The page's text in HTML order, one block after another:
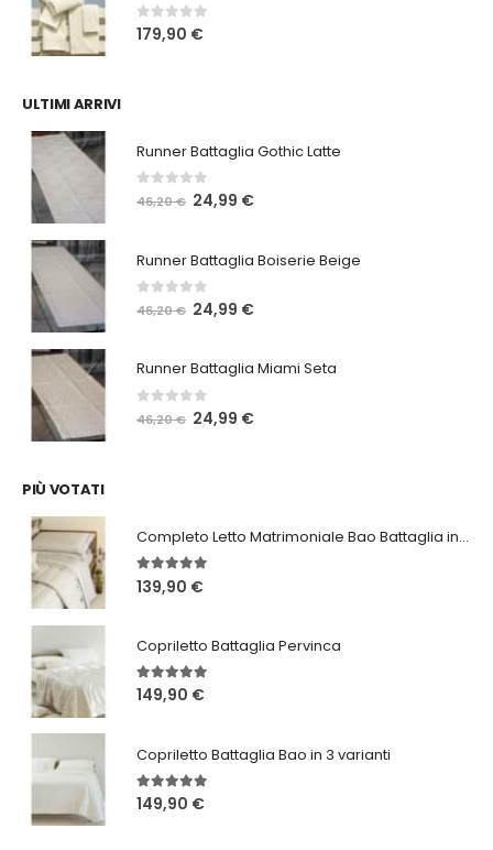
220,00 €.
0Su 5
179,90 €
ULTIMI ARRIVI
Runner Battaglia Gothic Latte
0 Su 5
46,20€ Il
era:
46,20 €.
24,99 €Il
è:
Runner Battaglia Boiserie Beige
0 Su 5
46,20€ Il
era:
46,20 €.
24,99 €Il
è:
Runner Battaglia Miami Seta
0 Su 5
46,20€ Il24,99 €Il
PIÙ VOTATI
Completo Letto Matrimoniale Bao Battaglia in 3 varianti
5.00Su 5
139,90 €
Copriletto Battaglia Pervinca
5.00Su 5
149,90 €
Copriletto Battaglia Bao in 3 varianti
5.00Su 5
149,90 €